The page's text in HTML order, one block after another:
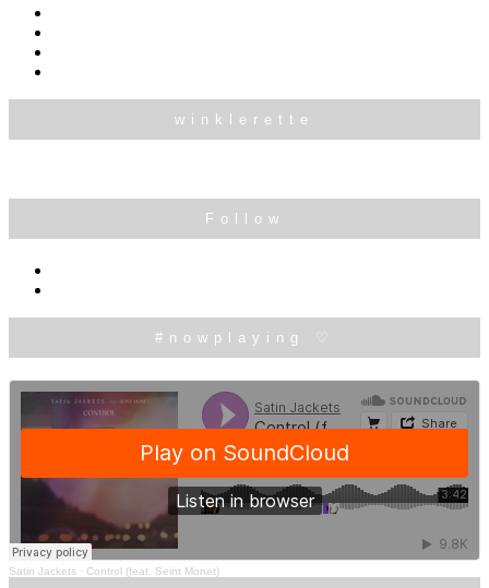
winklerette
Follow
#nowplaying ♡
Satin Jackets · Control (feat. Seint Monet)